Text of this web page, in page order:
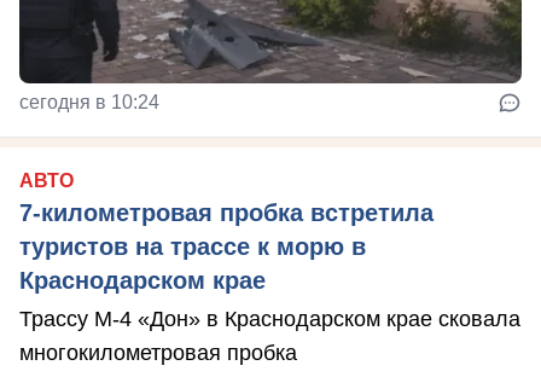
сегодня в 10:24
АВТО
7-километровая пробка встретила
туристов на трассе к морю в
Краснодарском крае
Трассу М-4 «Дон» в Краснодарском крае сковала
многокилометровая пробка